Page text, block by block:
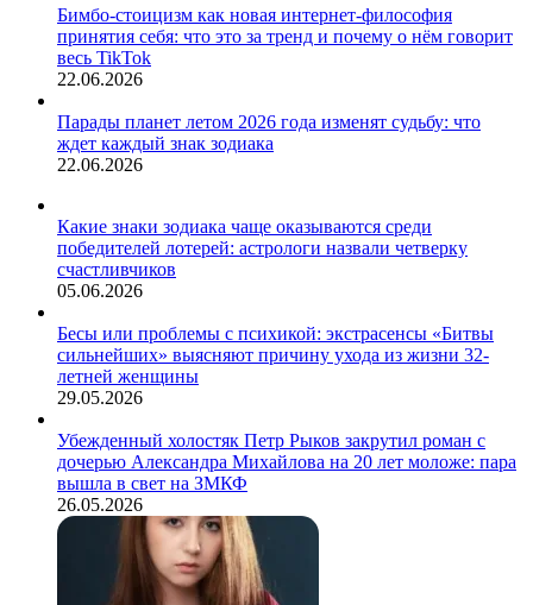
Бимбо-стоицизм как новая интернет-философия
принятия себя: что это за тренд и почему о нём говорит
весь TikTok
22.06.2026
Парады планет летом 2026 года изменят судьбу: что
ждет каждый знак зодиака
22.06.2026
Какие знаки зодиака чаще оказываются среди
победителей лотерей: астрологи назвали четверку
счастливчиков
05.06.2026
Бесы или проблемы с психикой: экстрасенсы «Битвы
сильнейших» выясняют причину ухода из жизни 32-
летней женщины
29.05.2026
Убежденный холостяк Петр Рыков закрутил роман с
дочерью Александра Михайлова на 20 лет моложе: пара
вышла в свет на ЗМКФ
26.05.2026